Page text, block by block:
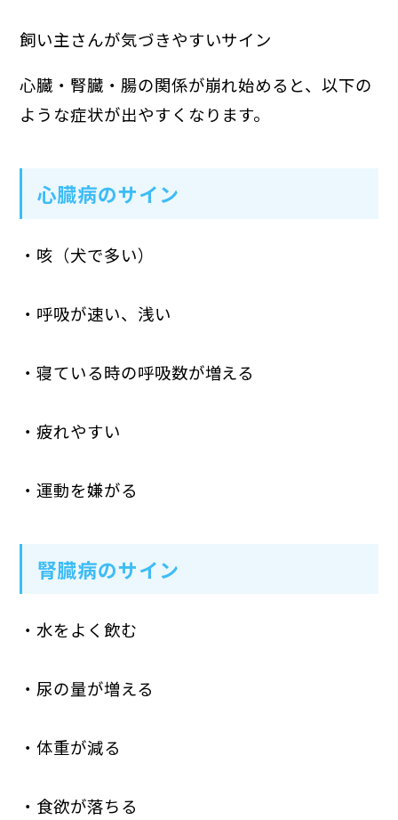
飼い主さんが気づきやすいサイン
心臓・腎臓・腸の関係が崩れ始めると、以下の
ような症状が出やすくなります。
心臓病のサイン
・咳（犬で多い）
・呼吸が速い、浅い
・寝ている時の呼吸数が増える
・疲れやすい
・運動を嫌がる
腎臓病のサイン
・水をよく飲む
・尿の量が増える
・体重が減る
・食欲が落ちる